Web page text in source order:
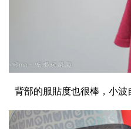
背部的服貼度也很棒，小